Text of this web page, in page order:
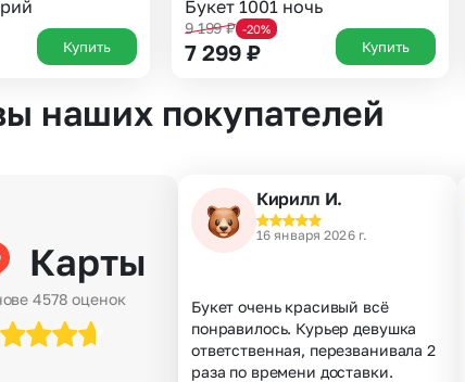
Купить
Букет 1001 ночь
9 199₽ -20%
7 299 ₽ Купить
наших покупателей
Карты
4578 оценок
Кирилл И.
16 января 2026 г.
Букет очень красивый всё
понравилось. Курьер девушка
ответственная, перезванивала 2
раза по времени доставки.